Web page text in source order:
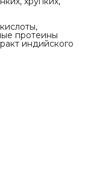
протеины
индийского